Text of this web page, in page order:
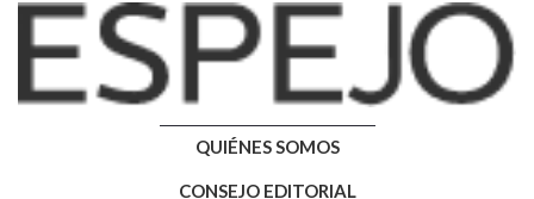
QUIÉNES SOMOS
CONSEJO EDITORIAL